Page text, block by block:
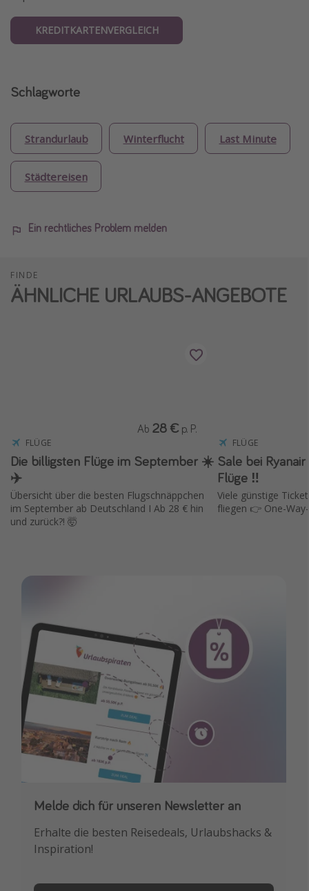
KREDITKARTENVERGLEICH
Schlagworte
Strandurlaub Winterflucht Last Minute
Städtereisen
Ein rechtliches Problem melden
FINDE
ÄHNLICHE URLAUBS-ANGEBOTE
FLÜGE
Die billigsten Flüge im September ☀️
✈️
Übersicht über die besten Flugschnäppchen
im September ab Deutschland I Ab 28 € hin
und zurück?! 🤯
Ab 28 € p. P.
FLÜGE
Sale bei Ryanair ✈️ 15 %
Flüge ‼️
Viele günstige
fliegen 👉 One-
Melde dich für unseren Newsletter an
Erhalte die besten Reisedeals, Urlaubshacks &
Inspiration!
Downloade unsere App
Buche die besten Reiseschnäppchen als
Erstes.